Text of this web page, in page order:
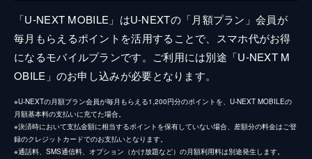
「U-NEXT MOBILE」はU-NEXTの「月額プラン」会員が
毎月もらえるポイントを活用することで、スマホ代がお得
になるモバイルプランです。ご利用には別途「U-NEXT M
OBILE」のお申し込みが必要となります。
※U-NEXTの月額プラン会員が毎月もらえる1,200円分のポイントを、U-NEXT MOBILEの
月額基本料の支払いに充てた場合。
※決済時において支払金額に相当するポイントを保有していない場合、差額分の料金はご登
録のクレジットカードでのお支払いとなります。
※通話料、SMS通信料、オプション（かけ放題など）の月額利用料は別途発生します。